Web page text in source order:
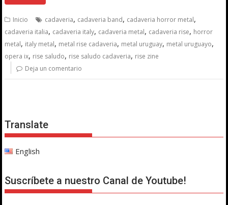
Inicio cadaveria, cadaveria band, cadaveria horror metal,
cadaveria italia, cadaveria italy, cadaveria metal, cadaveria rise, horror
metal, italy metal, metal rise cadaveria, metal uruguay, metal uruguayo,
opera ix, rise saludo, rise saludo cadaveria, rise zine
Deja un comentario
Translate
English
Suscríbete a nuestro Canal de Youtube!